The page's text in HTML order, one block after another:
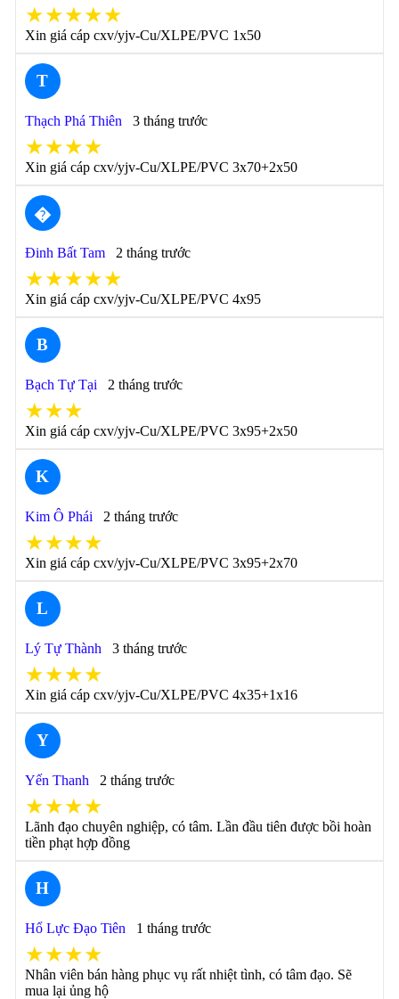
★★★★★
Xin giá cáp cxv/yjv-Cu/XLPE/PVC 1x50
T
Thạch Phá Thiên 3 tháng trước
★★★★
Xin giá cáp cxv/yjv-Cu/XLPE/PVC 3x70+2x50
�
Đinh Bất Tam 2 tháng trước
★★★★★
Xin giá cáp cxv/yjv-Cu/XLPE/PVC 4x95
B
Bạch Tự Tại 2 tháng trước
★★★
Xin giá cáp cxv/yjv-Cu/XLPE/PVC 3x95+2x50
K
Kim Ô Phái 2 tháng trước
★★★★
Xin giá cáp cxv/yjv-Cu/XLPE/PVC 3x95+2x70
L
Lý Tự Thành 3 tháng trước
★★★★
Xin giá cáp cxv/yjv-Cu/XLPE/PVC 4x35+1x16
Y
Yến Thanh 2 tháng trước
★★★★
Lãnh đạo chuyên nghiệp, có tâm. Lần đầu tiên được bồi hoàn
tiền phạt hợp đồng
H
Hổ Lực Đạo Tiên 1 tháng trước
★★★★
Nhân viên bán hàng phục vụ rất nhiệt tình, có tâm đạo. Sẽ
mua lại ủng hộ